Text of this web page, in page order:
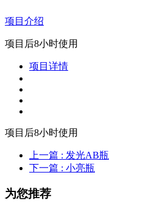
项目介绍
项目后8小时使用
项目详情
项目后8小时使用
上一篇 : 发光AB瓶
下一篇 : 小亮瓶
为您推荐